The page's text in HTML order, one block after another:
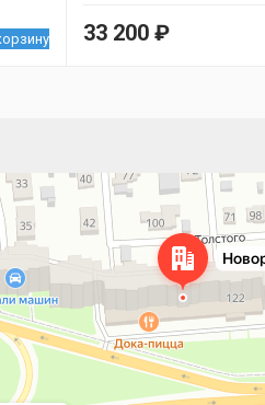
33 200 ₽
улица, 122 — Яндекс.Карты